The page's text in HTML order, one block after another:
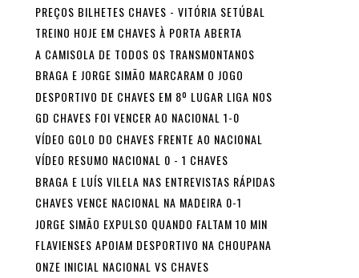
PREÇOS BILHETES CHAVES - VITÓRIA SETÚBAL
TREINO HOJE EM CHAVES À PORTA ABERTA
A CAMISOLA DE TODOS OS TRANSMONTANOS
BRAGA E JORGE SIMÃO MARCARAM O JOGO
DESPORTIVO DE CHAVES EM 8º LUGAR LIGA NOS
GD CHAVES FOI VENCER AO NACIONAL 1-0
VÍDEO GOLO DO CHAVES FRENTE AO NACIONAL
VÍDEO RESUMO NACIONAL 0 - 1 CHAVES
BRAGA E LUÍS VILELA NAS ENTREVISTAS RÁPIDAS
CHAVES VENCE NACIONAL NA MADEIRA 0-1
JORGE SIMÃO EXPULSO QUANDO FALTAM 10 MIN
FLAVIENSES APOIAM DESPORTIVO NA CHOUPANA
ONZE INICIAL NACIONAL VS CHAVES